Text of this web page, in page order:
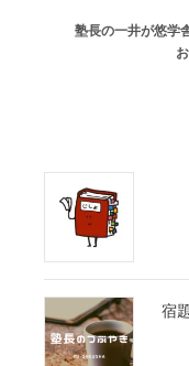
塾長の一井が悠学
宿